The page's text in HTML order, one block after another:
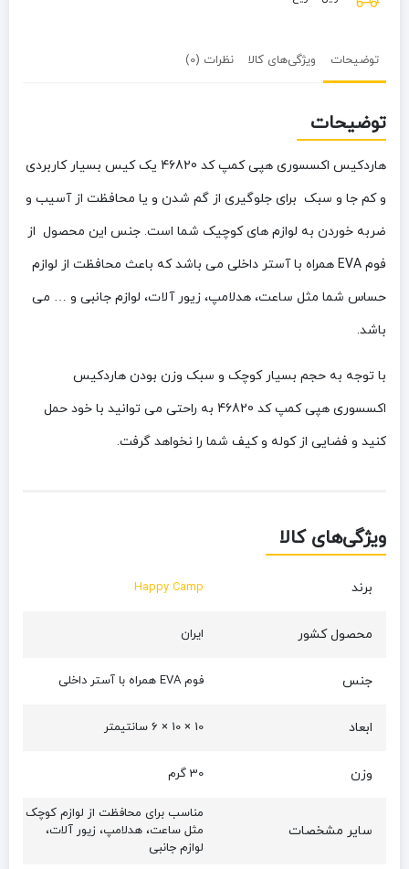
توضیحات ویژگی‌های کالا نظرات (0)
توضیحات
هاردکیس اکسسوری هپی کمپ کد 46820
یک کیس بسیار کاربردی
و کم جا و سبک برای جلوگیری از گم شدن و یا محافظت از آسیب و
ضربه خوردن به لوازم های کوچیک شما است. جنس این محصول از
فوم EVA همراه با آستر داخلی می باشد که باعث محافظت از لوازم
حساس شما مثل ساعت، هدلامپ، زیور آلات، لوازم جانبی و … می
باشد.
با توجه به حجم بسیار کوچک و سبک وزن بودن هاردکیس
اکسسوری هپی کمپ کد 46820 به راحتی می توانید با خود حمل
کنید و فضایی از کوله و کیف شما را نخواهد گرفت.
ویژگی‌های کالا
برند Happy Camp
محصول کشور ایران
جنس فوم EVA همراه با آستر داخلی
ابعاد 10 × 10 × 6 سانتیمتر
وزن 30 گرم
سایر مشخصات
مناسب برای محافظت از لوازم کوچک
مثل ساعت، هدلامپ، زیور آلات،
لوازم جانبی